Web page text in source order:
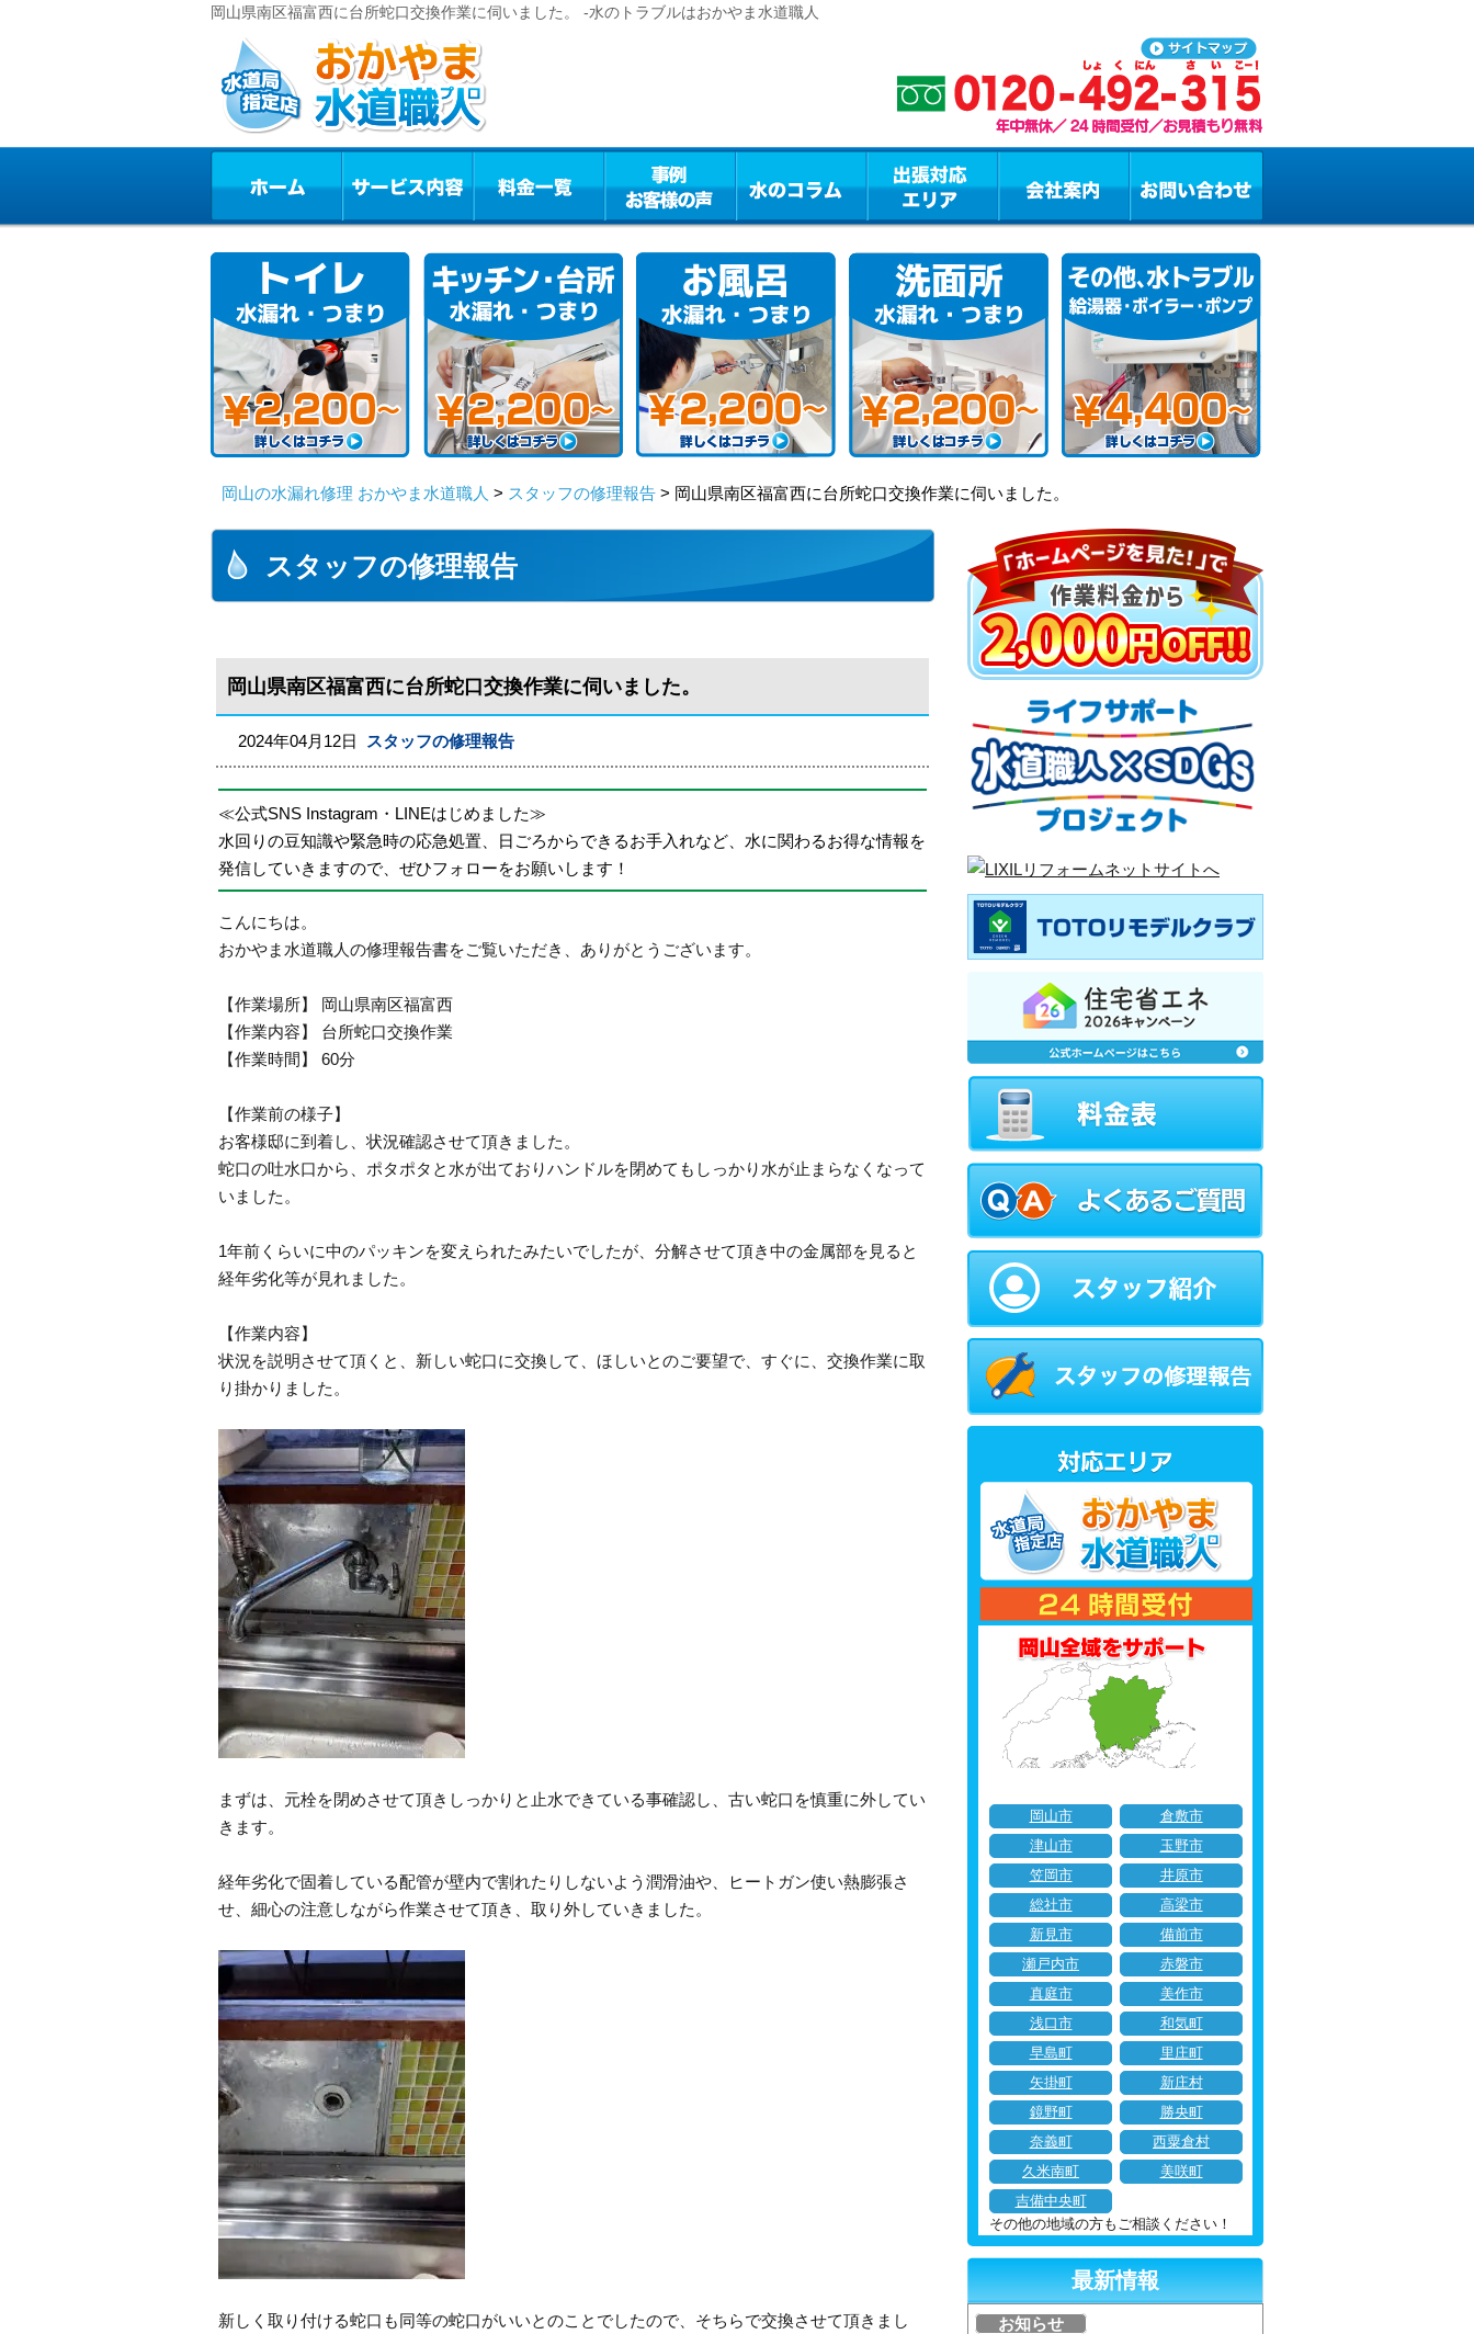
岡山県南区福富西に台所蛇口交換作業に伺いました。 -水のトラブルはおかやま水道職人
岡山の水漏れ修理 おかやま水道職人 > スタッフの修理報告 > 岡山県南区福富西に台所蛇口交換作業に伺いました。
スタッフの修理報告
岡山県南区福富西に台所蛇口交換作業に伺いました。
2024年04月12日 スタッフの修理報告
≪公式SNS Instagram・LINEはじめました≫
水回りの豆知識や緊急時の応急処置、日ごろからできるお手入れなど、水に関わるお得な情報を
発信していきますので、ぜひフォローをお願いします！
こんにちは。
おかやま水道職人の修理報告書をご覧いただき、ありがとうございます。
【作業場所】 岡山県南区福富西
【作業内容】 台所蛇口交換作業
【作業時間】 60分
【作業前の様子】
お客様邸に到着し、状況確認させて頂きました。
蛇口の吐水口から、ポタポタと水が出ておりハンドルを閉めてもしっかり水が止まらなくなって
いました。
1年前くらいに中のパッキンを変えられたみたいでしたが、分解させて頂き中の金属部を見ると
経年劣化等が見れました。
【作業内容】
状況を説明させて頂くと、新しい蛇口に交換して、ほしいとのご要望で、すぐに、交換作業に取
り掛かりました。
まずは、元栓を閉めさせて頂きしっかりと止水できている事確認し、古い蛇口を慎重に外してい
きます。
経年劣化で固着している配管が壁内で割れたりしないよう潤滑油や、ヒートガン使い熱膨張さ
せ、細心の注意しながら作業させて頂き、取り外していきました。
新しく取り付ける蛇口も同等の蛇口がいいとのことでしたので、そちらで交換させて頂きまし
岡山市
倉敷市
津山市
玉野市
笠岡市
井原市
総社市
高梁市
新見市
備前市
瀬戸内市
赤磐市
真庭市
美作市
浅口市
和気町
早島町
里庄町
矢掛町
新庄村
鏡野町
勝央町
奈義町
西粟倉村
久米南町
美咲町
吉備中央町
その他の地域の方もご相談ください！
最新情報
お知らせ